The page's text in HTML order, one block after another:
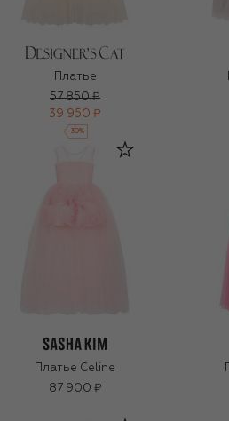
Платье
57 850 ₽
39 950 ₽
-30%
Платье Celine
87 900 ₽